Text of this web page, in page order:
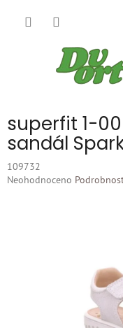
superfit 1-
sandál
109732
Průměrné
Neohodnoceno